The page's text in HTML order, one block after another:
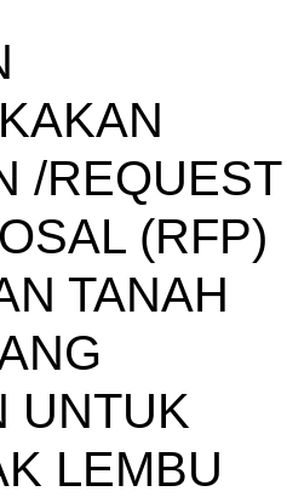
/REQUEST
(RFP)
TANAH
UNTUK
LEMBU